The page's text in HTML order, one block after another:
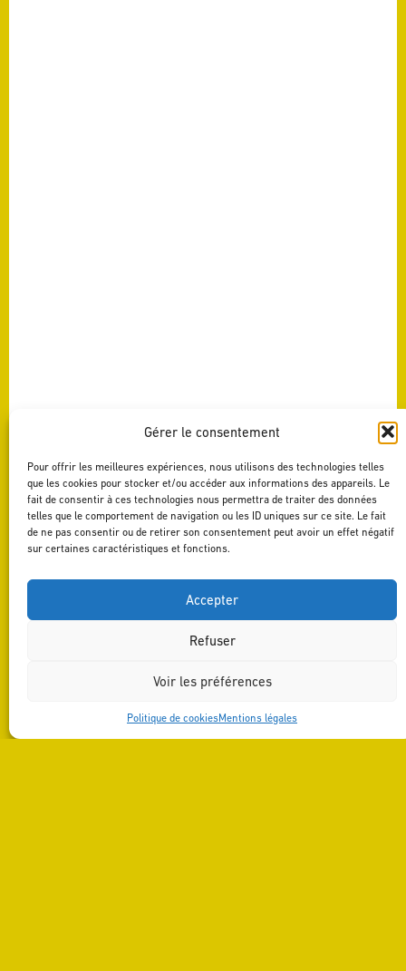
Gérer le consentement
Pour offrir les meilleures expériences, nous utilisons des technologies telles
que les cookies pour stocker et/ou accéder aux informations des appareils. Le
fait de consentir à ces technologies nous permettra de traiter des données
telles que le comportement de navigation ou les ID uniques sur ce site. Le fait
de ne pas consentir ou de retirer son consentement peut avoir un effet négatif
sur certaines caractéristiques et fonctions.
Accepter
Refuser
Voir les préférences
Politique de cookiesMentions légales